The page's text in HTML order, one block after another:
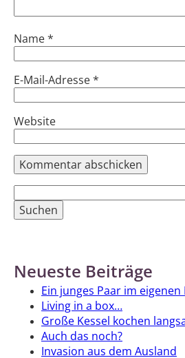
Name *
E-Mail-Adresse *
Website
nach:
Neueste Beiträge
Ein junges Paar im
Living in a box…
Große Kessel kochen
Auch das noch?
Invasion aus dem Ausland